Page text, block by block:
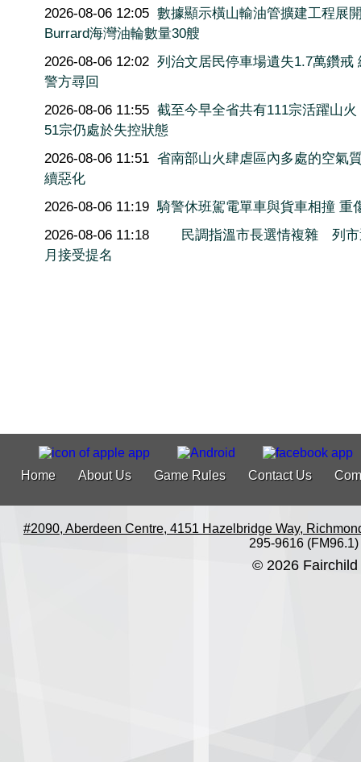
2026-08-06 12:05 數據顯示橫山輸油管擴建工程展
Burrard海灣油輪數量30艘
2026-08-06 12:02 列治文居民停車場遺失1.7萬鑽戒
警方尋回
2026-08-06 11:55 截至今早全省共有111宗活躍山火
51宗仍處於失控狀態
2026-08-06 11:51 省南部山火肆虐區內多處的空氣
續惡化
2026-08-06 11:19 騎警休班駕電單車與貨車相撞 重
2026-08-06 11:18
民調指溫市長選情複雜 列
月接受提名
Home About Us Game Rules Contact Us
#2090, Aberdeen Centre, 4151 Hazelbridge Way,
295-9616 (FM96.1)
© 2026 Fairchild